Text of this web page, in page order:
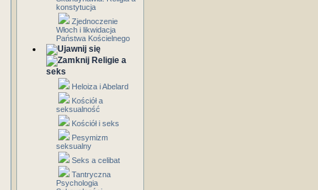
konstytucja
Zjednoczenie
Włoch i likwidacja
Państwa Kościelnego
Religie a
seks
Heloiza i Abelard
Kościół a
seksualność
Kościół i seks
Pesymizm
seksualny
Seks a celibat
Tantryczna
Psychologia